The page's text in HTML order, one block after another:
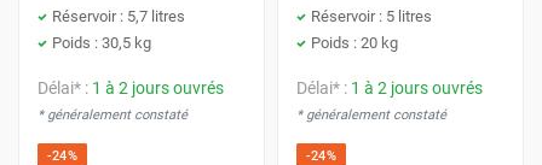
Réservoir : 5,7 litres
Poids : 30,5 kg
Délai* : 1 à 2 jours ouvrés
* généralement constaté
-24%
Réservoir : 5 litres
Poids : 20 kg
Délai* : 1 à 2 jours ouvrés
* généralement constaté
-24%